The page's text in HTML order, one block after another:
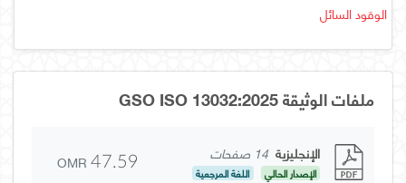
الوقود السائل
ملفات الوثيقة GSO ISO 13032:2025
الإنجليزية 14 صفحات
الإصدار الحالي اللغة المرجعية OMR 47.59